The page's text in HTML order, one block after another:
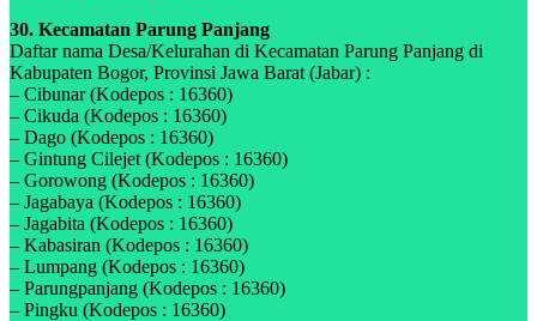
30. Kecamatan Parung Panjang
Daftar nama Desa/Kelurahan di Kecamatan Parung Panjang di
Kabupaten Bogor, Provinsi Jawa Barat (Jabar) :
– Cibunar (Kodepos : 16360)
– Cikuda (Kodepos : 16360)
– Dago (Kodepos : 16360)
– Gintung Cilejet (Kodepos : 16360)
– Gorowong (Kodepos : 16360)
– Jagabaya (Kodepos : 16360)
– Jagabita (Kodepos : 16360)
– Kabasiran (Kodepos : 16360)
– Lumpang (Kodepos : 16360)
– Parungpanjang (Kodepos : 16360)
– Pingku (Kodepos : 16360)